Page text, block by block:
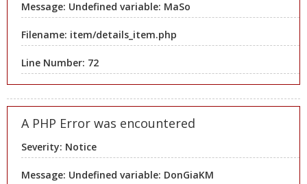
Message: Undefined variable: MaSo
Filename: item/details_item.php
Line Number: 72
A PHP Error was encountered
Severity: Notice
Message: Undefined variable: DonGiaKM